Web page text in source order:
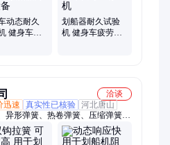
动态耐久
健身车疲
划船器耐久试验
机 健身车疲劳测
洽谈
迅速 真实性已核验 河北唐山
异形弹簧、热卷弹簧、压缩弹簧、
形圆柱弹簧、不锈钢模具弹簧